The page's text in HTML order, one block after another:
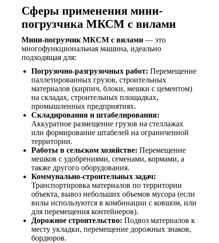
Сферы применения мини-
погрузчика МКСМ с вилами
Мини-погрузчик МКСМ с вилами — это
многофункциональная машина, идеально
подходящая для:
Погрузочно-разгрузочных работ: Перемещение
паллетированных грузов, строительных
материалов (кирпич, блоки, мешки с цементом)
на складах, строительных площадках,
промышленных предприятиях.
Складирования и штабелирования:
Аккуратное размещение грузов на стеллажах
или формирование штабелей на ограниченной
территории.
Работы в сельском хозяйстве: Перемещение
мешков с удобрениями, семенами, кормами, а
также другого оборудования.
Коммунально-строительных задач:
Транспортировка материалов по территории
объекта, вывоз небольших объемов мусора (если
вилы используются в комбинации с ковшом, или
для перемещения контейнеров).
Дорожное строительство: Подвоз материалов к
месту укладки, перемещение дорожных знаков,
бордюров.